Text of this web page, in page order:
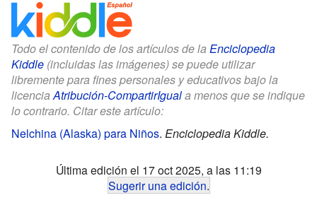
Todo el contenido de los artículos de la Enciclopedia
Kiddle (incluidas las imágenes) se puede utilizar
libremente para fines personales y educativos bajo la
licenciaAtribución-CompartirIguala menos que se indique
lo contrario. Citar este artículo:
Nelchina (Alaska) para Niños. Enciclopedia Kiddle.
Última edición el 17 oct 2025, a las 11:19
Sugerir una edición.